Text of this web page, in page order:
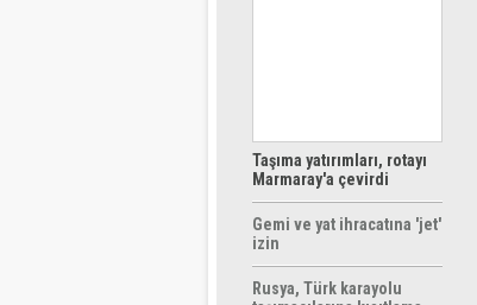
Taşıma yatırımları, rotayı
Marmaray'a çevirdi
Gemi ve yat ihracatına 'jet'
izin
Rusya, Türk karayolu